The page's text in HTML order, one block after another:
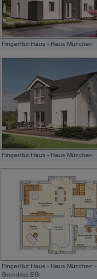
FingerHut Haus - Haus München
FingerHut Haus - Haus München
FingerHut Haus - Haus München -
Grundriss EG